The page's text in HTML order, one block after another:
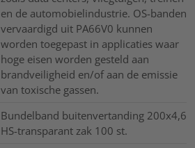
en de automobielindustrie. OS-banden
vervaardigd uit PA66V0 kunnen
worden toegepast in applicaties waar
hoge eisen worden gesteld aan
brandveiligheid en/of aan de emissie
van toxische gassen.
Bundelband buitenvertanding 200x4,6
HS-transparant zak 100 st.